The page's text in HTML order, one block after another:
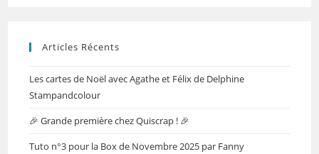
Articles Récents
Les cartes de Noël avec Agathe et Félix de Delphine
Stampandcolour
🎉 Grande première chez Quiscrap ! 🎉
Tuto n°3 pour la Box de Novembre 2025 par Fanny